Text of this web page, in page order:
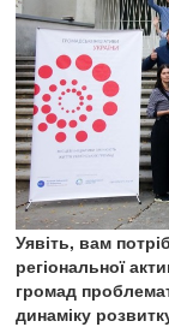
Уявіть, вам
регіональної
громад
динаміку